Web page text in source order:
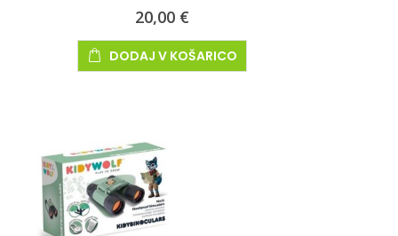
20,00 €
DODAJ V KOŠARICO